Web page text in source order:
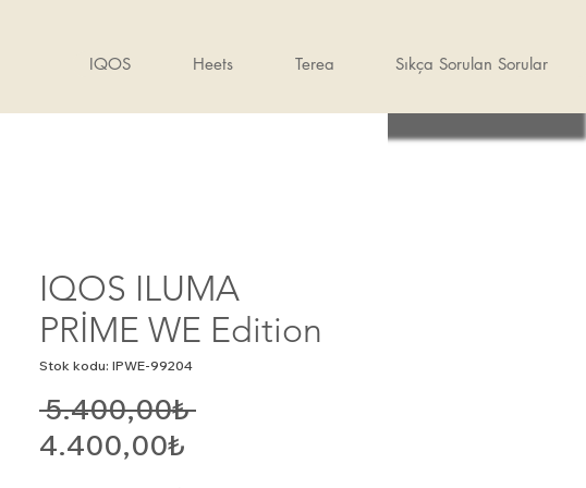
IQOS Heets Terea Sıkça Sorulan Sorular
IQOS ILUMA
PRİME WE Edition
Stok kodu: IPWE-99204
5.400,00₺ Normal
4.400,00₺